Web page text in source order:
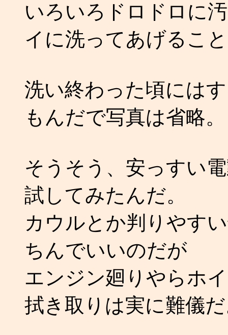
いろいろドロドロに
イに洗ってあげるこ
洗い終わった頃には
もんだで写真は省略
そうそう、安っすい
試してみたんだ。
カウルとか判りやす
ちんでいいのだが
エンジン廻りやらホ
拭き取りは実に難儀